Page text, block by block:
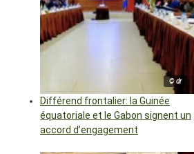
© dr
Différend frontalier: la Guinée
équatoriale et le Gabon signent un
accord d’engagement